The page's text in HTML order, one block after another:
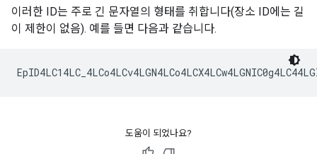
이러한 ID는 주로 긴 문자열의 형태를 취합니다(장소 ID에는 길
이 제한이 없음). 예를 들면 다음과 같습니다.
도움이 되었나요?